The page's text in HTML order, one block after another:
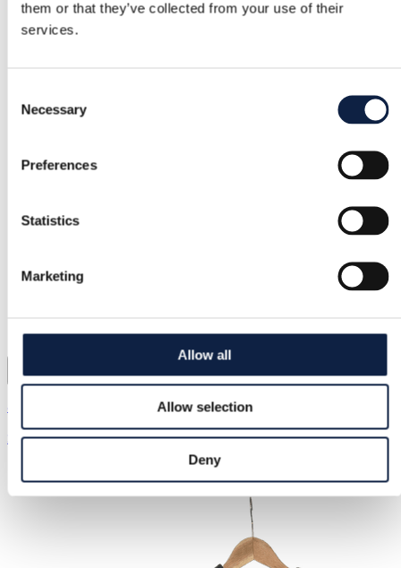
them or that they’ve collected from your use of their
services.
Selection
Necessary
Preferences
Statistics
Marketing
Allow all
Allow selection
Deny
25,00 €